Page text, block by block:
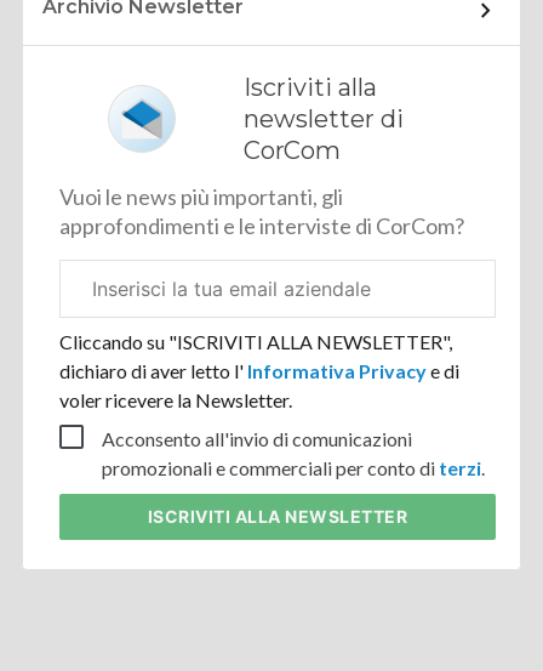
Archivio Newsletter
Iscriviti alla
newsletter di
CorCom
Vuoi le news più importanti, gli
approfondimenti e le interviste di CorCom?
aziendale
Cliccando su "ISCRIVITI ALLA NEWSLETTER",
dichiaro di aver letto l' Informativa Privacye di
voler ricevere la Newsletter.
Acconsento all'invio di comunicazioni
promozionali e commerciali per conto di terzi.
ISCRIVITI ALLA NEWSLETTER